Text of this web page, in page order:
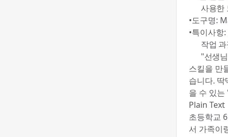
🛠️ 사용한
•도구명:
•특이사
🔧 작업
👩‍👧 "선
스킬을 만
습니다.
을 수 있
Plain Text
초등학교
서 가족이